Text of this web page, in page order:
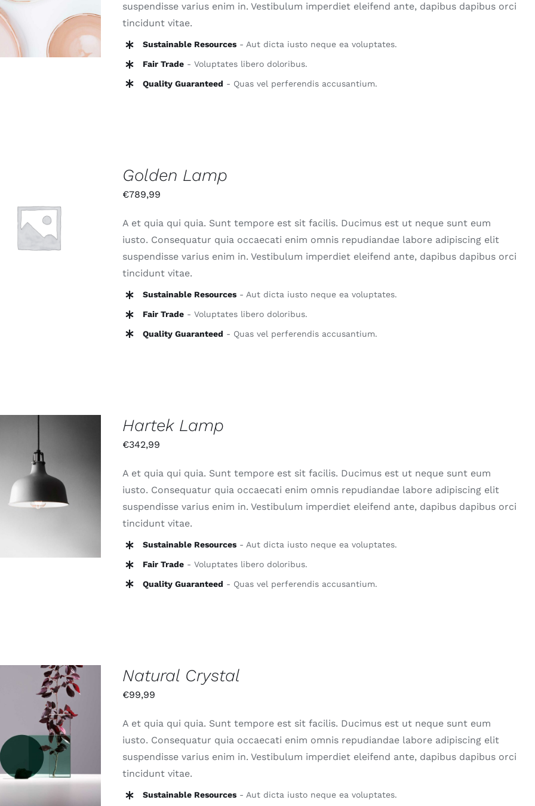
suspendisse varius enim in. Vestibulum imperdiet eleifend ante, dapibus dapibus orci
tincidunt vitae.
Sustainable Resources - Aut dicta iusto neque ea voluptates.
Fair Trade - Voluptates libero doloribus.
Quality Guaranteed - Quas vel perferendis accusantium.
DEN WARENKORB
QUICK VIEW
Golden Lamp
€789,99
A et quia qui quia. Sunt tempore est sit facilis. Ducimus est ut neque sunt eum
iusto. Consequatur quia occaecati enim omnis repudiandae labore adipiscing elit
suspendisse varius enim in. Vestibulum imperdiet eleifend ante, dapibus dapibus orci
tincidunt vitae.
Sustainable Resources - Aut dicta iusto neque ea voluptates.
Fair Trade - Voluptates libero doloribus.
Quality Guaranteed - Quas vel perferendis accusantium.
DEN WARENKORB
/
QUICK VIEW
Hartek Lamp
€342,99
A et quia qui quia. Sunt tempore est sit facilis. Ducimus est ut neque sunt eum
iusto. Consequatur quia occaecati enim omnis repudiandae labore adipiscing elit
suspendisse varius enim in. Vestibulum imperdiet eleifend ante, dapibus dapibus orci
tincidunt vitae.
Sustainable Resources - Aut dicta iusto neque ea voluptates.
Fair Trade - Voluptates libero doloribus.
Quality Guaranteed - Quas vel perferendis accusantium.
DEN WARENKORB
QUICK VIEW
Natural Crystal
€99,99
A et quia qui quia. Sunt tempore est sit facilis. Ducimus est ut neque sunt eum
iusto. Consequatur quia occaecati enim omnis repudiandae labore adipiscing elit
suspendisse varius enim in. Vestibulum imperdiet eleifend ante, dapibus dapibus orci
tincidunt vitae.
Sustainable Resources - Aut dicta iusto neque ea voluptates.